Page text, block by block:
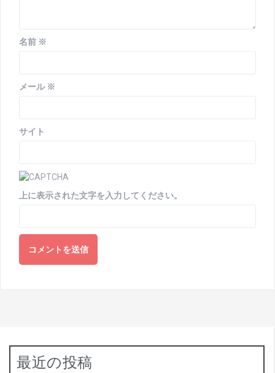
名前 ※
メール ※
サイト
上に表示された文字を入力してください。
最近の投稿